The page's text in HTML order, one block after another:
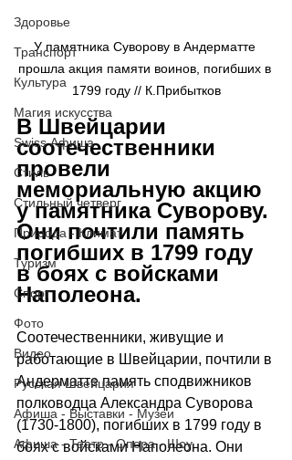
Здоровье
Транспорт
Культура
Магия искусства
Swiss Афиша
Стиль
Стильный четверг
Природа - Климат
Туризм
Спорт
Фото
Видео
Русская Швейцария
Афиша - Выставки - Музеи
Афиша - Театр - Опера - Шоу
У памятника Суворову в Андерматте
прошла акция памяти воинов, погибших в
1799 году // К.Прибытков
В Швейцарии
соотечественники
провели
мемориальную акцию
у памятника Суворову.
Они почтили память
погибших в 1799 году
в боях с войсками
Наполеона.
Соотечественники, живущие и
работающие в Швейцарии, почтили в
Андерматте память сподвижников
полководца Александра Суворова
(1730-1800), погибших в 1799 году в
боях с войсками Наполеона. Они